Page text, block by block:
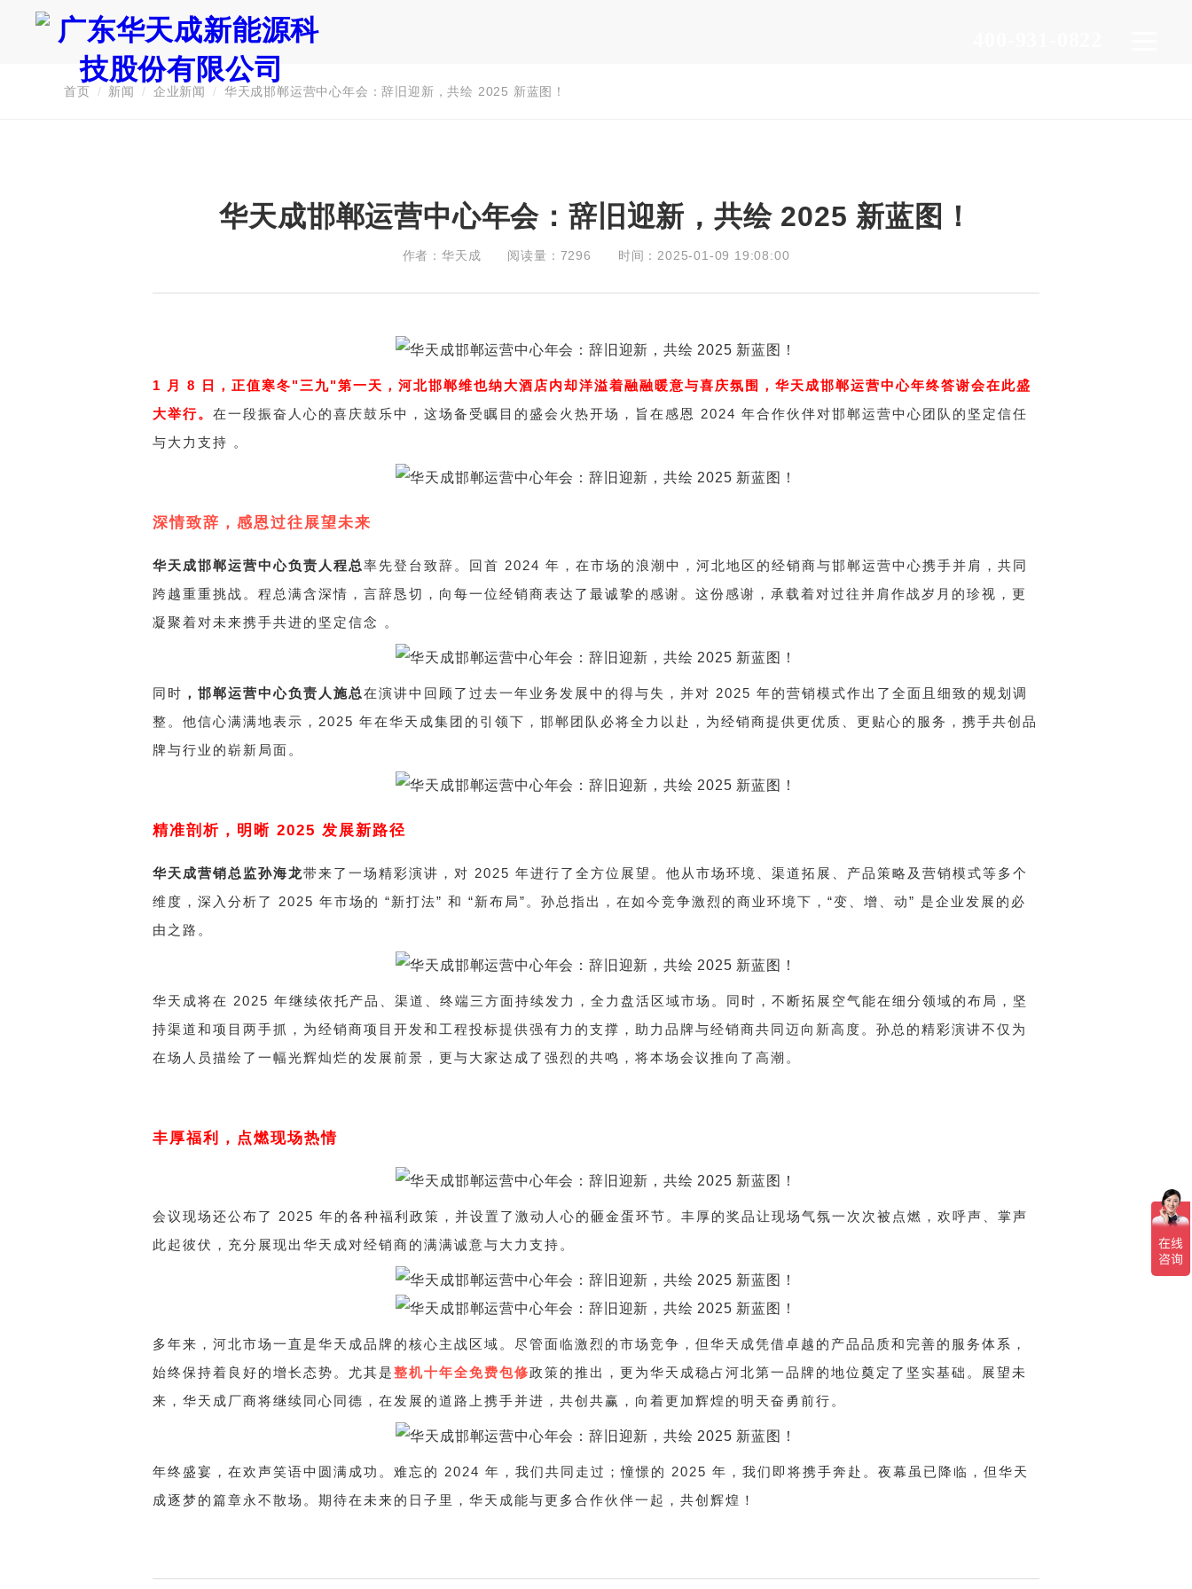
首页 / 新闻 / 企业新闻 / 华天成邯郸运营中心年会：辞旧迎新，共绘 2025 新蓝图！
华天成邯郸运营中心年会：辞旧迎新，共绘 2025 新蓝图！
作者：华天成 阅读量：7296 时间：2025-01-09 19:08:00
1 月 8 日，正值寒冬"三九"第一天，河北邯郸维也纳大酒店内却洋溢着融融暖意与喜庆氛围，华天成邯郸运营中心年终答谢会在此盛
大举行。 在一段振奋人心的喜庆鼓乐中，这场备受瞩目的盛会火热开场，旨在感恩 2024 年合作伙伴对邯郸运营中心团队的坚定信任
与大力支持 。
深情致辞，感恩过往展望未来
华天成邯郸运营中心负责人程总率先登台致辞。回首 2024 年，在市场的浪潮中，河北地区的经销商与邯郸运营中心携手并肩，共同
跨越重重挑战。程总满含深情，言辞恳切，向每一位经销商表达了最诚挚的感谢。这份感谢，承载着对过往并肩作战岁月的珍视，更
凝聚着对未来携手共进的坚定信念 。
同时 ，邯郸运营中心负责人施总在演讲中回顾了过去一年业务发展中的得与失，并对 2025 年的营销模式作出了全面且细致的规划调
整。他信心满满地表示，2025 年在华天成集团的引领下，邯郸团队必将全力以赴，为经销商提供更优质、更贴心的服务，携手共创品
牌与行业的崭新局面。
精准剖析，明晰 2025 发展新路径
华天成营销总监孙海龙带来了一场精彩演讲，对 2025 年进行了全方位展望。他从市场环境、渠道拓展、产品策略及营销模式等多个
维度，深入分析了 2025 年市场的 “新打法” 和 “新布局”。孙总指出，在如今竞争激烈的商业环境下，“变、增、动” 是企业发展的必
由之路。
华天成将在 2025 年继续依托产品、渠道、终端三方面持续发力，全力盘活区域市场。同时，不断拓展空气能在细分领域的布局，坚
持渠道和项目两手抓，为经销商项目开发和工程投标提供强有力的支撑，助力品牌与经销商共同迈向新高度。孙总的精彩演讲不仅为
在场人员描绘了一幅光辉灿烂的发展前景，更与大家达成了强烈的共鸣，将本场会议推向了高潮。
丰厚福利，点燃现场热情
会议现场还公布了 2025 年的各种福利政策，并设置了激动人心的砸金蛋环节。丰厚的奖品让现场气氛一次次被点燃，欢呼声、掌声
此起彼伏，充分展现出华天成对经销商的满满诚意与大力支持。
多年来，河北市场一直是华天成品牌的核心主战区域。尽管面临激烈的市场竞争，但华天成凭借卓越的产品品质和完善的服务体系，
始终保持着良好的增长态势。尤其是整机十年全免费包修政策的推出，更为华天成稳占河北第一品牌的地位奠定了坚实基础。展望未
来，华天成厂商将继续同心同德，在发展的道路上携手并进，共创共赢，向着更加辉煌的明天奋勇前行。
年终盛宴，在欢声笑语中圆满成功。难忘的 2024 年，我们共同走过；憧憬的 2025 年，我们即将携手奔赴。夜幕虽已降临，但华天
成逐梦的篇章永不散场。期待在未来的日子里，华天成能与更多合作伙伴一起，共创辉煌！